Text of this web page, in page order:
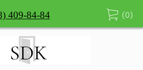
409-84-84 (0)